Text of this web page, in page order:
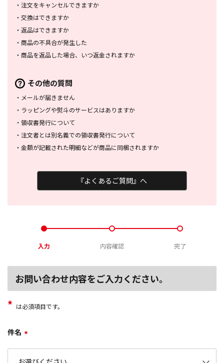
・ 注文をキャンセルできますか
・ 交換はできますか
・ 返品はできますか
・ 商品の不具合が発生した
・ 商品を返品した場合、 いつ返金されますか
その他の質問
・ メールが届きません
・ ラッピングや熨斗のサービスはありますか
・ 領収書発行について
・ 注文者とは別名義での領収書発行について
・ 金額が記載された明細などが商品に同梱されますか
『よくあるご質問』へ
入力 内容確認 完了
お問い合わせ内容をご入力ください。
* は必須項目です。
件名 *